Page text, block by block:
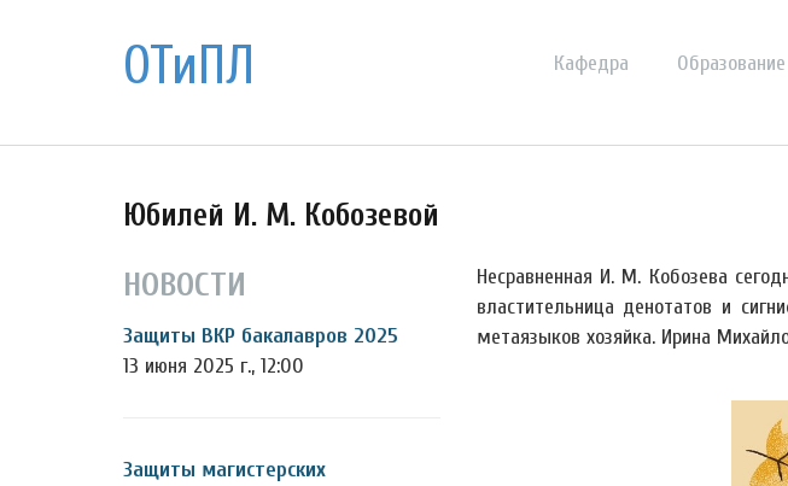
ОТиПЛ Кафедра Образование
Юбилей И. М. Кобозевой
НОВОСТИ
Защиты ВКР бакалавров 2025
13 июня 2025 г., 12:00
Защиты магистерских
Несравненная И. М. Кобозева
властительница денотатов и
метаязыков хозяйка. Ирина